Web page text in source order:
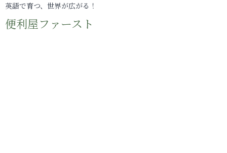
英語で育つ、世界が広がる！
便利屋ファースト